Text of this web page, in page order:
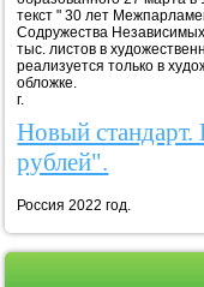
текст " 30 лет
Содружества
тыс. листов в
реализуется только в
г.
Новый стандарт.
рублей".
Россия 2022 год.